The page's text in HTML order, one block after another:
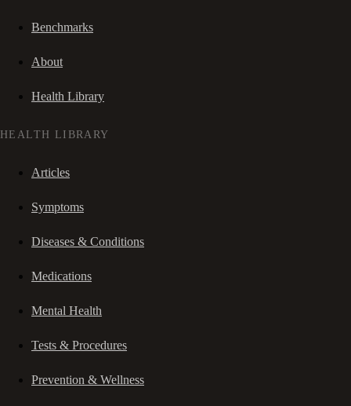
Benchmarks
About
Health Library
HEALTH LIBRARY
Articles
Symptoms
Diseases & Conditions
Medications
Mental Health
Tests & Procedures
Prevention & Wellness